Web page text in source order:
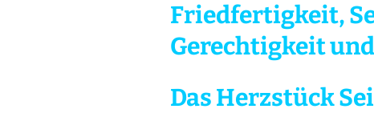
Friedfertigkeit,
Gerechtigkeit
Das Herzstück